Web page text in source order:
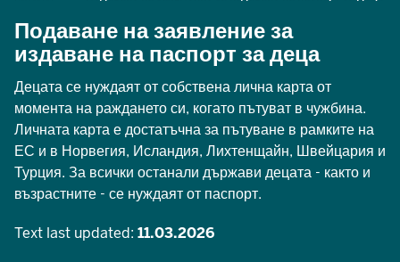
Подаване на заявление за
издаване на паспорт за деца
Децата се нуждаят от собствена лична карта от
момента на раждането си, когато пътуват в чужбина.
Личната карта е достатъчна за пътуване в рамките на
ЕС и в Норвегия, Исландия, Лихтенщайн, Швейцария и
Турция. За всички останали държави децата - както и
възрастните - се нуждаят от паспорт.
Text last updated: 11.03.2026